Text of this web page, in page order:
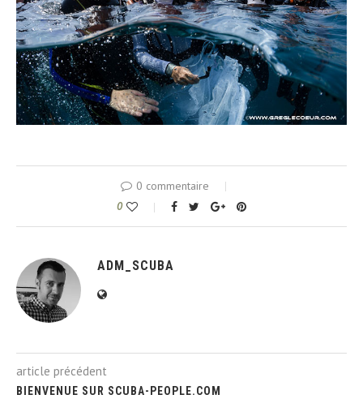
0 commentaire
0
ADM_SCUBA
article précédent
BIENVENUE SUR SCUBA-PEOPLE.COM